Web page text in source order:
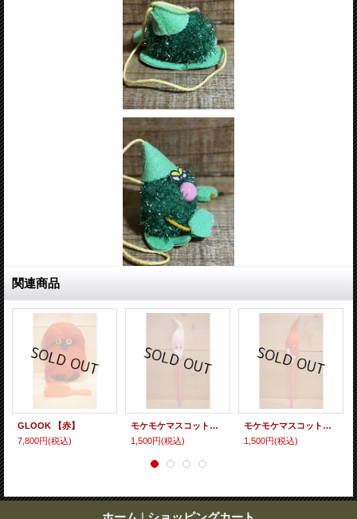
関連商品
GLOOK 【赤】
7,800円(税込)
モケモケマスコット鉛筆【ピンク】
1,500円(税込)
モケモケマスコット鉛筆【赤】
1,500円(税込)